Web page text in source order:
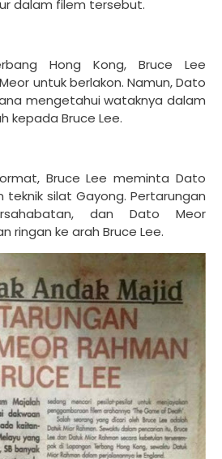
dalam filem tersebut.
Hong Kong, Bruce Lee
untuk berlakon. Namun, Dato
mengetahui wataknya dalam
kepada Bruce Lee.
Bruce Lee meminta Dato
teknik silat Gayong. Pertarungan
dan Dato Meor
ringan ke arah Bruce Lee.